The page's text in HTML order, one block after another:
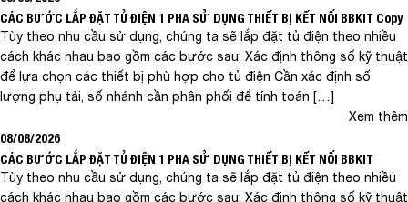
CÁC BƯỚC LẮP ĐẶT TỦ ĐIỆN 1 PHA SỬ DỤNG THIẾT BỊ KẾT NỐI BBKIT Copy
Tùy theo nhu cầu sử dụng, chúng ta sẽ lắp đặt tủ điện theo nhiều
cách khác nhau bao gồm các bước sau: Xác định thông số kỹ thuật
để lựa chọn các thiết bị phù hợp cho tủ điện Cần xác định số
lượng phụ tải, số nhánh cần phân phối để tính toán […]
Xem thêm
08/08/2026
CÁC BƯỚC LẮP ĐẶT TỦ ĐIỆN 1 PHA SỬ DỤNG THIẾT BỊ KẾT NỐI BBKIT
Tùy theo nhu cầu sử dụng, chúng ta sẽ lắp đặt tủ điện theo nhiều